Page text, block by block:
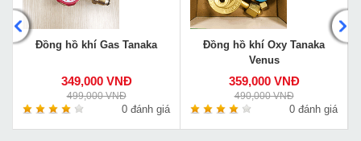
Đồng hồ khí Gas Tanaka
349,000 VNĐ
499,000 VNĐ
0 đánh giá
Đồng hồ khí Oxy Tanaka
Venus
359,000 VNĐ
490,000 VNĐ
0 đánh giá